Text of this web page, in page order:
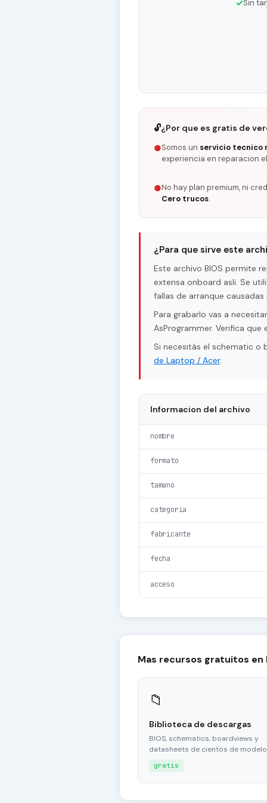
✓Sin
🔓¿Por que es gratis de
●Somos un servicio tecnico
experiencia en reparacion
●No hay plan premium, ni
Cero trucos.
¿Para que sirve este
Este archivo BIOS permite
extensa onboard asli. Se
fallas de arranque
Para grabarlo vas a
AsProgrammer. Verifica
Si necesitás el schematic o
de Laptop / Acer.
Informacion del archivo
nombre
formato
tamano
categoria
fabricante
fecha
acceso
Mas recursos gratuitos en
📁
Biblioteca de descargas
BIOS, schematics, boardviews y
datasheets de cientos de
gratis